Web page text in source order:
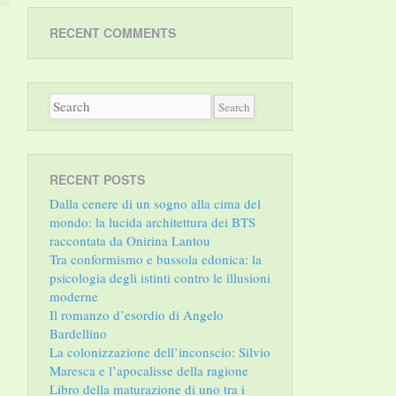
RECENT COMMENTS
RECENT POSTS
Dalla cenere di un sogno alla cima del
mondo: la lucida architettura dei BTS
raccontata da Onirina Lantou
Tra conformismo e bussola edonica: la
psicologia degli istinti contro le illusioni
moderne
Il romanzo d’esordio di Angelo
Bardellino
La colonizzazione dell’inconscio: Silvio
Maresca e l’apocalisse della ragione
Libro della maturazione di uno tra i